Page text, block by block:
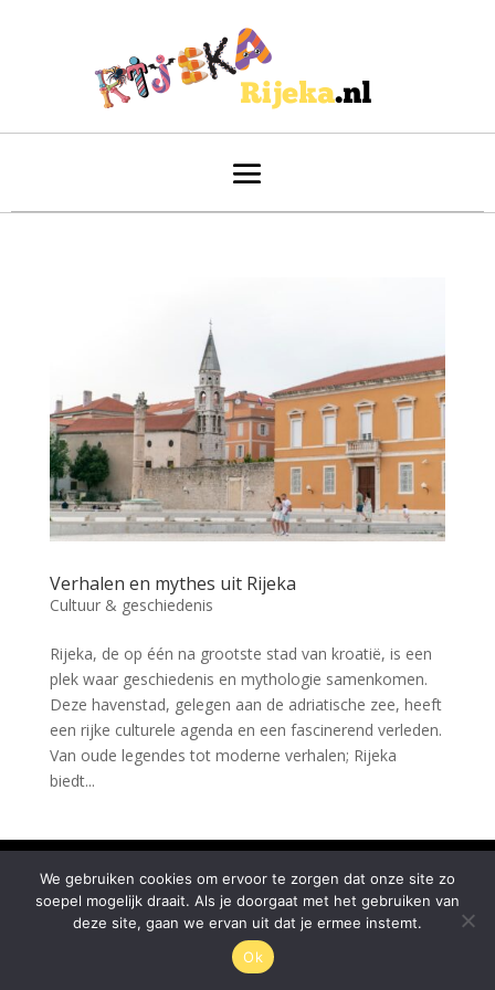
Verhalen en mythes uit Rijeka
Cultuur & geschiedenis
Rijeka, de op één na grootste stad van kroatië, is een
plek waar geschiedenis en mythologie samenkomen.
Deze havenstad, gelegen aan de adriatische zee, heeft
een rijke culturele agenda en een fascinerend verleden.
Van oude legendes tot moderne verhalen; Rijeka
biedt...
© Rijeka.nl 2026
We gebruiken cookies om ervoor te zorgen dat onze site zo
soepel mogelijk draait. Als je doorgaat met het gebruiken van
deze site, gaan we ervan uit dat je ermee instemt.
Ok